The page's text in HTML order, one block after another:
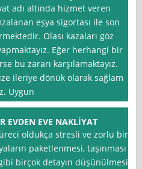
adı altında hizmet veren
eşya sigortası ile son
Olası kazaları göz
Eğer herhangi bir
bu zararı karşılamaktayız.
ileriye dönük olarak sağlam
Uygun
EVDEN EVE NAKLİYAT
oldukça stresli ve zorlu bir
paketlenmesi, taşınması
birçok detayın düşünülmesi